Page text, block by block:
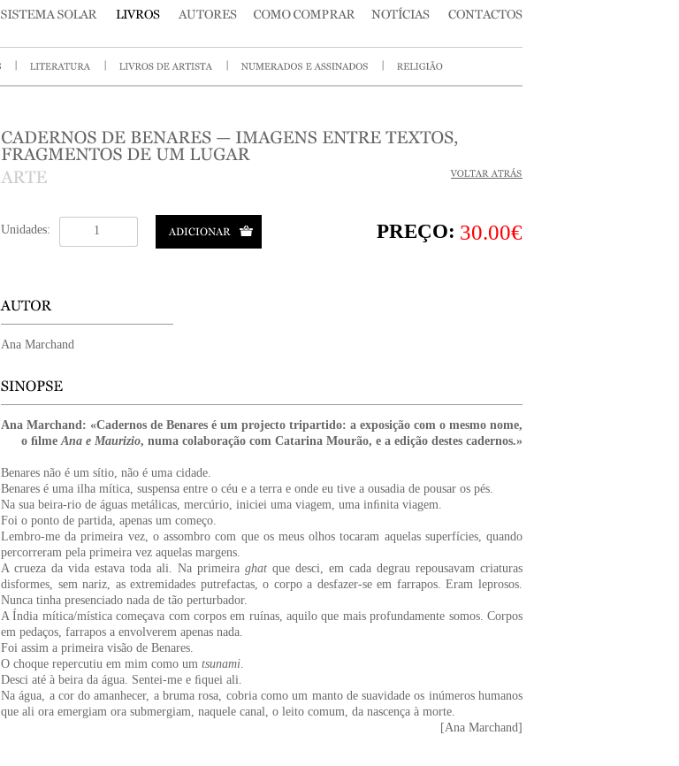
Unidades: PREÇO: 30.00€
Ana Marchand
Ana Marchand: «Cadernos de Benares é um projecto tripartido: a exposição com o mesmo nome,
o ﬁlmeAna e Maurizio, numa colaboração com Catarina Mourão, e a edição destes cadernos.»
Benares não é um sítio, não é uma cidade.
Benares é uma ilha mítica, suspensa entre o céu e a terra e onde eu tive a ousadia de pousar os pés.
Na sua beira-rio de águas metálicas, mercúrio, iniciei uma viagem, uma inﬁnita viagem.
Foi o ponto de partida, apenas um começo.
Lembro-me da primeira vez, o assombro com que os meus olhos tocaram aquelas superfícies, quando
percorreram pela primeira vez aquelas margens.
A crueza da vida estava toda ali. Na primeira ghat que desci, em cada degrau repousavam criaturas
disformes, sem nariz, as extremidades putrefactas, o corpo a desfazer-se em farrapos. Eram leprosos.
Nunca tinha presenciado nada de tão perturbador.
A Índia mítica/mística começava com corpos em ruínas, aquilo que mais profundamente somos. Corpos
em pedaços, farrapos a envolverem apenas nada.
Foi assim a primeira visão de Benares.
O choque repercutiu em mim como um tsunami.
Desci até à beira da água. Sentei-me e ﬁquei ali.
Na água, a cor do amanhecer, a bruma rosa, cobria como um manto de suavidade os inúmeros humanos
que ali ora emergiam ora submergiam, naquele canal, o leito comum, da nascença à morte.
[Ana Marchand]